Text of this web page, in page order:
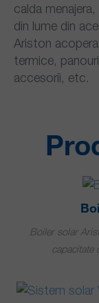
calda
din lume din
Ariston
termice,
accesorii, etc.
Boiler solar